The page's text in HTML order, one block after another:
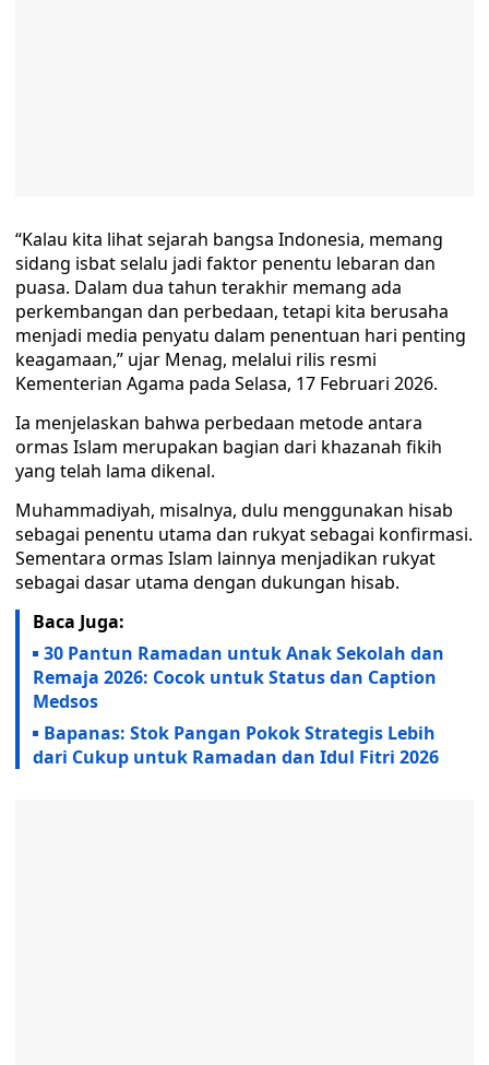
“Kalau kita lihat sejarah bangsa Indonesia, memang
sidang isbat selalu jadi faktor penentu lebaran dan
puasa. Dalam dua tahun terakhir memang ada
perkembangan dan perbedaan, tetapi kita berusaha
menjadi media penyatu dalam penentuan hari penting
keagamaan,” ujar Menag, melalui rilis resmi
Kementerian Agama pada Selasa, 17 Februari 2026.
Ia menjelaskan bahwa perbedaan metode antara
ormas Islam merupakan bagian dari khazanah fikih
yang telah lama dikenal.
Muhammadiyah, misalnya, dulu menggunakan hisab
sebagai penentu utama dan rukyat sebagai konfirmasi.
Sementara ormas Islam lainnya menjadikan rukyat
sebagai dasar utama dengan dukungan hisab.
Baca Juga:
30 Pantun Ramadan untuk Anak Sekolah dan
Remaja 2026: Cocok untuk Status dan Caption
Medsos
Bapanas: Stok Pangan Pokok Strategis Lebih
dari Cukup untuk Ramadan dan Idul Fitri 2026